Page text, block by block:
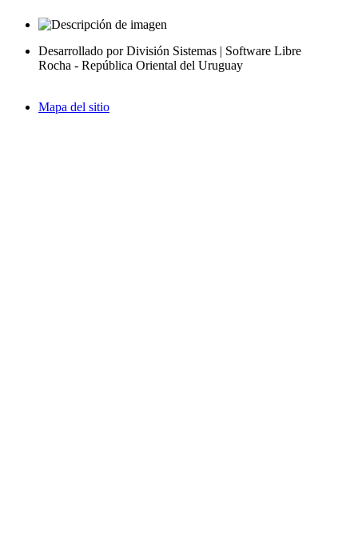
Desarrollado por División Sistemas | Software Libre
Rocha - República Oriental del Uruguay
Mapa del sitio